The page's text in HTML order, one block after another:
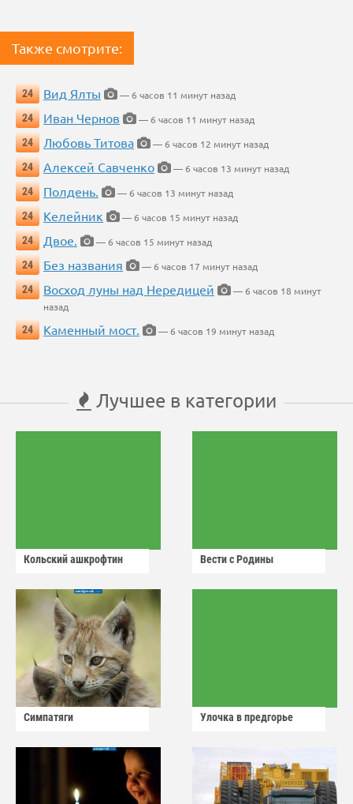
Также смотрите:
24 Вид Ялты
— 6 часов 11 минут назад
24
Иван Чернов
— 6 часов 11 минут назад
24
Любовь Титова
— 6 часов 12 минут назад
24
Алексей Савченко
— 6 часов 13 минут назад
24
Полдень.
— 6 часов 13 минут назад
24
Келейник
— 6 часов 15 минут назад
24
Двое.
— 6 часов 15 минут назад
24
Без названия
— 6 часов 17 минут назад
24
Восход луны над Нередицей
— 6 часов 18 минут
назад
24
Каменный мост. — 6 часов 19 минут назад
Лучшее в категории
Кольский ашкрофтин Вести с Родины
Симпатяги Улочка в предгорье